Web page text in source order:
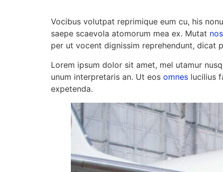
Vocibus volutpat reprimique eum cu, his
saepe scaevola atomorum mea ex. Mutat
per ut vocent dignissim reprehendunt, dicat
Lorem ipsum dolor sit amet, mel utamur
unum interpretaris an. Ut eos omnes lucilius
expetenda.